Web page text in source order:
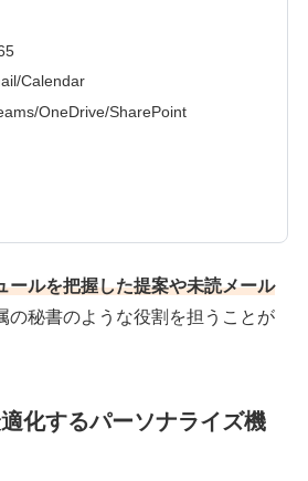
Calendar
OneDrive/SharePoint
ールを把握した提案や未読メール
の秘書のような役割を担うことが
化するパーソナライズ機